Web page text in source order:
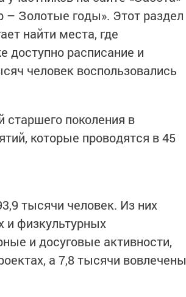
– Золотые годы». Этот раздел
найти места, где
доступно расписание и
человек воспользовались
старшего поколения в
которые проводятся в 45
тысячи человек. Из них
и физкультурных
и досуговые активности,
а 7,8 тысячи вовлечены